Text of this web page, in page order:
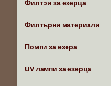
Филтри за езерца
Филтърни материали
Помпи за езера
UV лампи за езерца